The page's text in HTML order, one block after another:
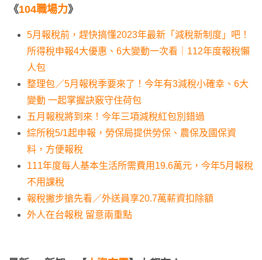
《104職場力》
5月報稅前，趕快搞懂2023年最新「減稅新制度」吧！
所得稅申報4大優惠、6大變動一次看｜112年度報稅懶
人包
整理包／5月報稅季要來了！今年有3減稅小確幸、6大
變動 一起掌握訣竅守住荷包
五月報稅將到來！今年三項減稅紅包別錯過
綜所稅5/1起申報，勞保局提供勞保、農保及國保資
料，方便報稅
111年度每人基本生活所需費用19.6萬元，今年5月報稅
不用課稅
報稅撇步搶先看／外送員享20.7萬薪資扣除額
外人在台報稅 留意兩重點